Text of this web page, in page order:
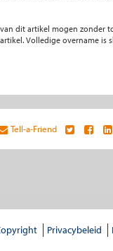
dit artikel mogen
Volledige overname is
Tell-a-Friend
Privacybeleid